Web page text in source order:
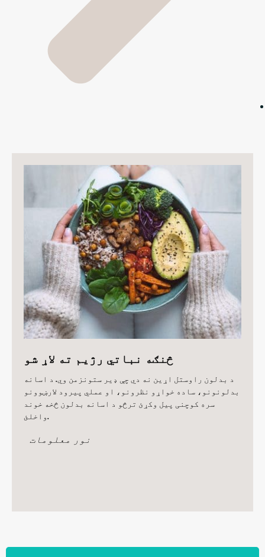
څنګه نباتي رژیم ته لاړ شو
د بدلون راوستل اړین نه دي چې ډیر ستونزمن وي. د اسانه
بدلونونو، ساده خواړو نظرونو، او عملي پیرود لارښوونو
سره کوچنی پیل وکړئ ترڅو د اسانه بدلون څخه خوند
واخلئ.
نور معلومات